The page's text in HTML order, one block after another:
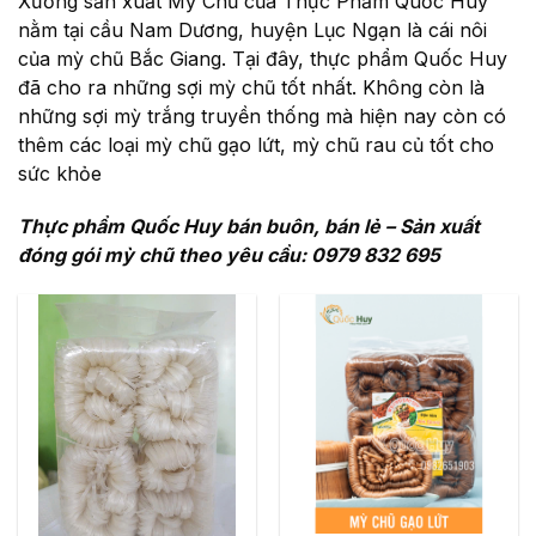
nằm tại cầu Nam Dương, huyện Lục Ngạn là cái nôi
của mỳ chũ Bắc Giang. Tại đây, thực phẩm Quốc Huy
đã cho ra những sợi mỳ chũ tốt nhất. Không còn là
những sợi mỳ trắng truyền thống mà hiện nay còn có
thêm các loại mỳ chũ gạo lứt, mỳ chũ rau củ tốt cho
sức khỏe
Thực phẩm Quốc Huy bán buôn, bán lẻ – Sản xuất
đóng gói mỳ chũ theo yêu cầu: 0979 832 695